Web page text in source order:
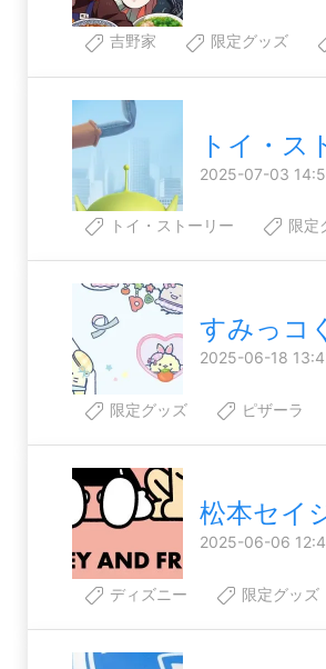
吉野家 限定グッズ
トイ・ス
2025-07-03
トイ・ストーリー 限定
すみっコ
2025-06-18
限定グッズ ピザーラ
松本セイ
2025-06-06
ディズニー 限定グッズ